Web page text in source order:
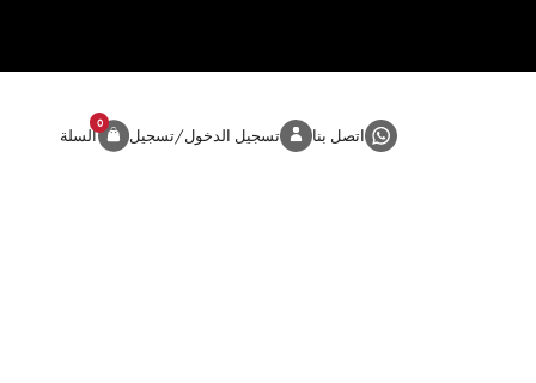
اتصل بنا تسجيل الدخول/تسجيل السلة
0
المنتج